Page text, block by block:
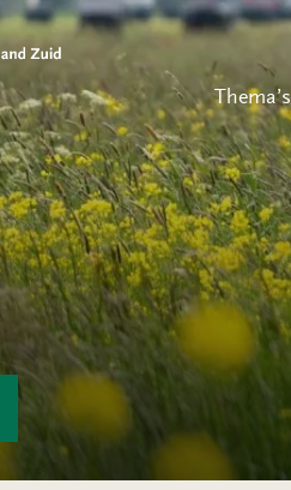
Thema’s